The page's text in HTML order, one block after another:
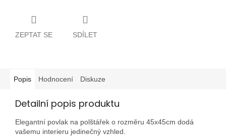
ZEPTAT SE SDÍLET
Popis Hodnocení Diskuze
Detailní popis produktu
Elegantní povlak na polštářek o rozměru 45x45cm dodá
vašemu interieru jedinečný vzhled.